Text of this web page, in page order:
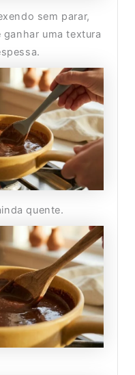
sem parar,
uma textura
quente.